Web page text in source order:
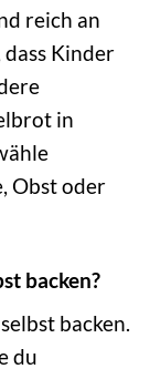
reich an
Kinder
in
Obst oder
backen?
backen.
du